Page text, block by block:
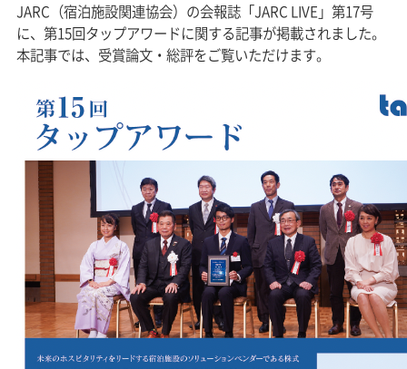
JARC（宿泊施設関連協会）の会報誌「JARC LIVE」第17号
に、第15回タップアワードに関する記事が掲載されました。
本記事では、受賞論文・総評をご覧いただけます。